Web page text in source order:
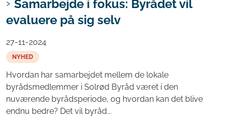
Samarbejde i fokus: Byrådet vil
evaluere på sig selv
27-11-2024
NYHED
Hvordan har samarbejdet mellem de lokale
byrådsmedlemmer i Solrød Byråd været i den
nuværende byrådsperiode, og hvordan kan det blive
endnu bedre? Det vil byråd...